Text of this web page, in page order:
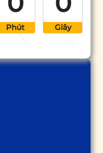
Phút Giây